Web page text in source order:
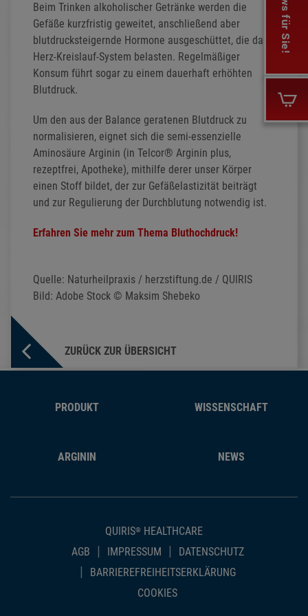
Beim Trinken alkoholischer Getränke werden die
Gefäße kurzfristig geweitet, anschließend aber
blutdrucksteigernde Hormone ausgeschüttet, die das
Herz-Kreislauf-System belasten. Regelmäßiger
Konsum führt sogar zu einem dauerhaft erhöhten
Blutdruck.
Um den aus der Balance geratenen Blutdruck zu
normalisieren, eignet sich die semi-essenzielle
Aminosäure Arginin (in Telcor® Arginin plus,
rezeptfrei, Apotheke), mithilfe derer unser Körper
einen Stoff bildet, der zur Gefäßelastizität beiträgt
und zur Regulierung der Durchblutung notwendig ist.
Erfahren Sie mehr zum Thema Bluthochdruck!
Quelle: Naturheilpraxis / herzstiftung.de / QUIRIS
Bild: Adobe Stock © Maksim Shebeko
ZURÜCK ZUR ÜBERSICHT
PRODUKT
ARGININ
WISSENSCHAFT
NEWS
QUIRIS® HEALTHCARE
AGB
IMPRESSUM
DATENSCHUTZ
BARRIEREFREIHEITSERKLÄRUNG
COOKIES